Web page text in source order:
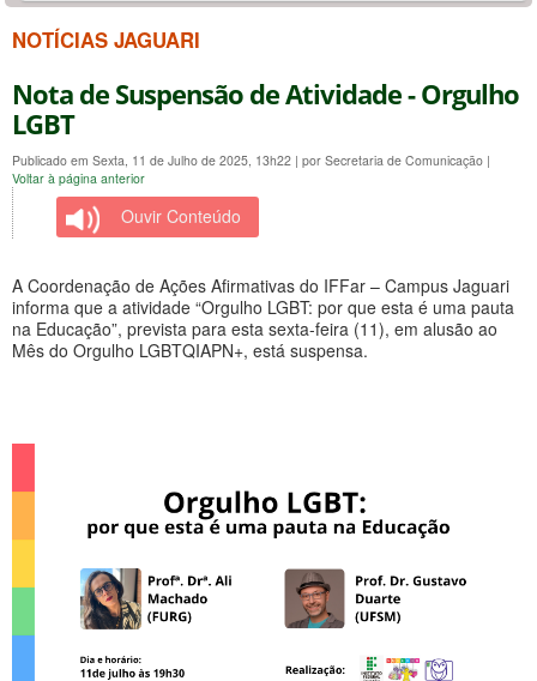
NOTÍCIAS JAGUARI
Nota de Suspensão de Atividade - Orgulho
LGBT
Publicado em Sexta, 11 de Julho de 2025, 13h22 | por Secretaria de Comunicação |
Voltar à página anterior
Ouvir Conteúdo
A Coordenação de Ações Afirmativas do IFFar – Campus Jaguari
informa que a atividade “Orgulho LGBT: por que esta é uma pauta
na Educação”, prevista para esta sexta-feira (11), em alusão ao
Mês do Orgulho LGBTQIAPN+, está suspensa.